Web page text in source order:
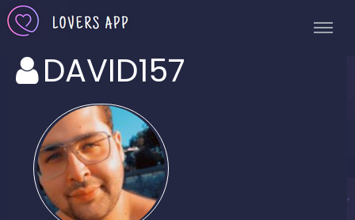
DAVID157